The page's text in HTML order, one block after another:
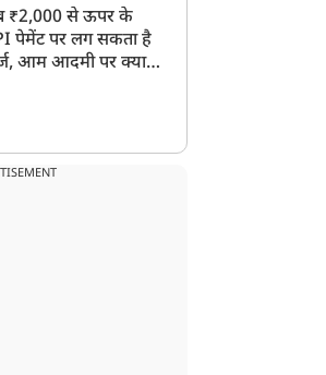
फिर बढ़े घरेलू LPG के दाम,
तेल कंपनियों ने की ₹29 की
₹2,000 से ऊपर के
पेमेंट पर लग सकता है
आम आदमी पर क्या